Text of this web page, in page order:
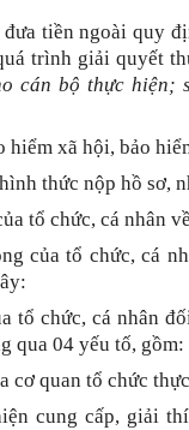
tiền ngoài quy
trình giải quyết
cán bộ thực
hiểm xã hội, bảo
thức nộp hồ sơ,
tổ chức, cá nhân
của tổ chức, cá
tổ chức, cá nhân
qua 04 yếu tố, gồm:
cơ quan tổ chức
cung cấp, giải